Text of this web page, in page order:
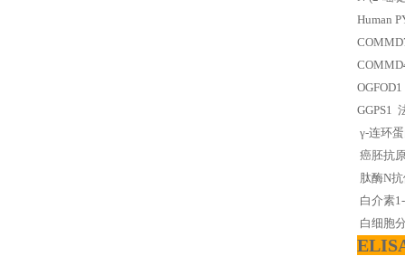
Human
GGPS1
γ-连环
癌胚抗
肽酶N
白介素
白细胞